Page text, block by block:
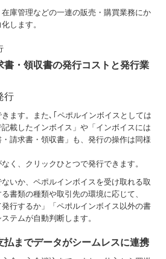
庫管理などの一連の販売・購買業務にか
します。
書・領収書の発行コストと発行業
行
ます。また､｢ペポルインボイスとしては
載したインボイス」や「インボイスには
請求書・領収書」も、発行の操作は同様
く、クリックひとつで発行できます。
いか、ペポルインボイスを受け取れる取
書類の種類や取引先の環境に応じて、
発行するか」「ペポルインボイス以外の書
テムが自動判断します。
払までデータがシームレスに連携